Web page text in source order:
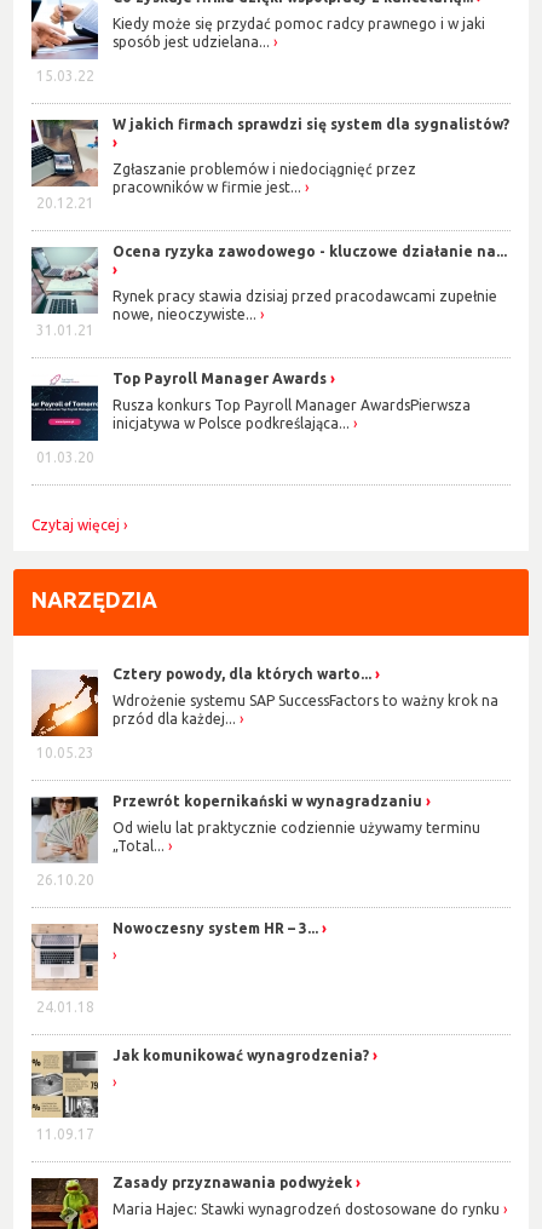
15.03.22
Kiedy może się przydać pomoc radcy prawnego i w jaki
sposób jest udzielana...
20.12.21
W jakich firmach sprawdzi się system dla sygnalistów?
Zgłaszanie problemów i niedociągnięć przez
pracowników w firmie jest...
31.01.21
Ocena ryzyka zawodowego - kluczowe działanie na...
Rynek pracy stawia dzisiaj przed pracodawcami zupełnie
nowe, nieoczywiste...
01.03.20
Top Payroll Manager Awards
Rusza konkurs Top Payroll Manager AwardsPierwsza
inicjatywa w Polsce podkreślająca...
Czytaj więcej
NARZĘDZIA
10.05.23
Cztery powody, dla których warto...
Wdrożenie systemu SAP SuccessFactors to ważny krok na
przód dla każdej...
26.10.20
Przewrót kopernikański w wynagradzaniu
Od wielu lat praktycznie codziennie używamy terminu
„Total...
24.01.18
Nowoczesny system HR – 3...
11.09.17
Jak komunikować wynagrodzenia?
Zasady przyznawania podwyżek
Maria Hajec: Stawki wynagrodzeń dostosowane do rynku